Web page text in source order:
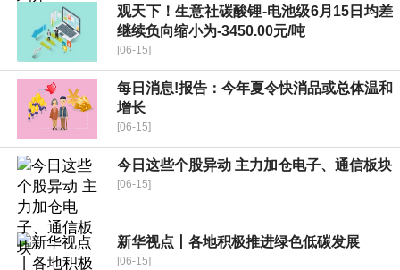
观天下！生意社碳酸锂-电池级6月15日均差
继续负向缩小为-3450.00元/吨
[06-15]
每日消息!报告：今年夏令快消品或总体温和
增长
[06-15]
今日这些个股异动 主力加仓电子、通信板块
[06-15]
新华视点丨各地积极推进绿色低碳发展
[06-15]